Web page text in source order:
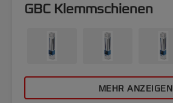
GBC Klemmschienen
MEHR ANZEIGEN